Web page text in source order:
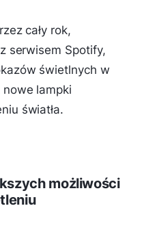
cały rok,
serwisem Spotify,
świetlnych w
lampki
światła.
możliwości